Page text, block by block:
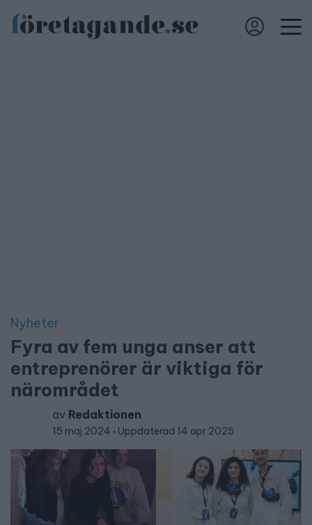
Nyheter
Fyra av fem unga anser att
entreprenörer är viktiga för
närområdet
av Redaktionen
15 maj 2024 Uppdaterad 14 apr 2025